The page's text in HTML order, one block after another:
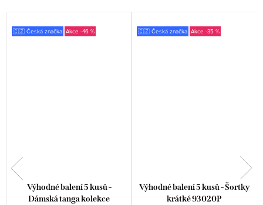
🇨🇿 Česká značka -46 %
Výhodné balení 5 kusů -
Dámská tanga kolekce
🇨🇿 Česká značka -35 %
Výhodné balení 5 kusů - Šortky
krátké 93020P